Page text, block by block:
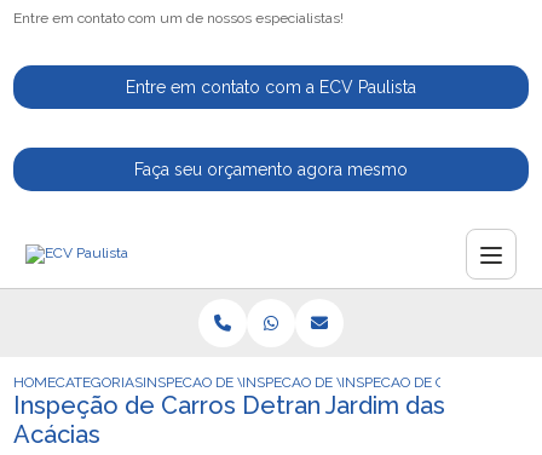
Entre em contato com um de nossos especialistas!
Entre em contato com a ECV Paulista
Faça seu orçamento agora mesmo
HOMECATEGORIASINSPECAO DE VEICULOSINSPECAO DE VEICULOS PARA VENDA
INSPECAO DE CARROS
Inspeção de Carros Detran Jardim das
Acácias